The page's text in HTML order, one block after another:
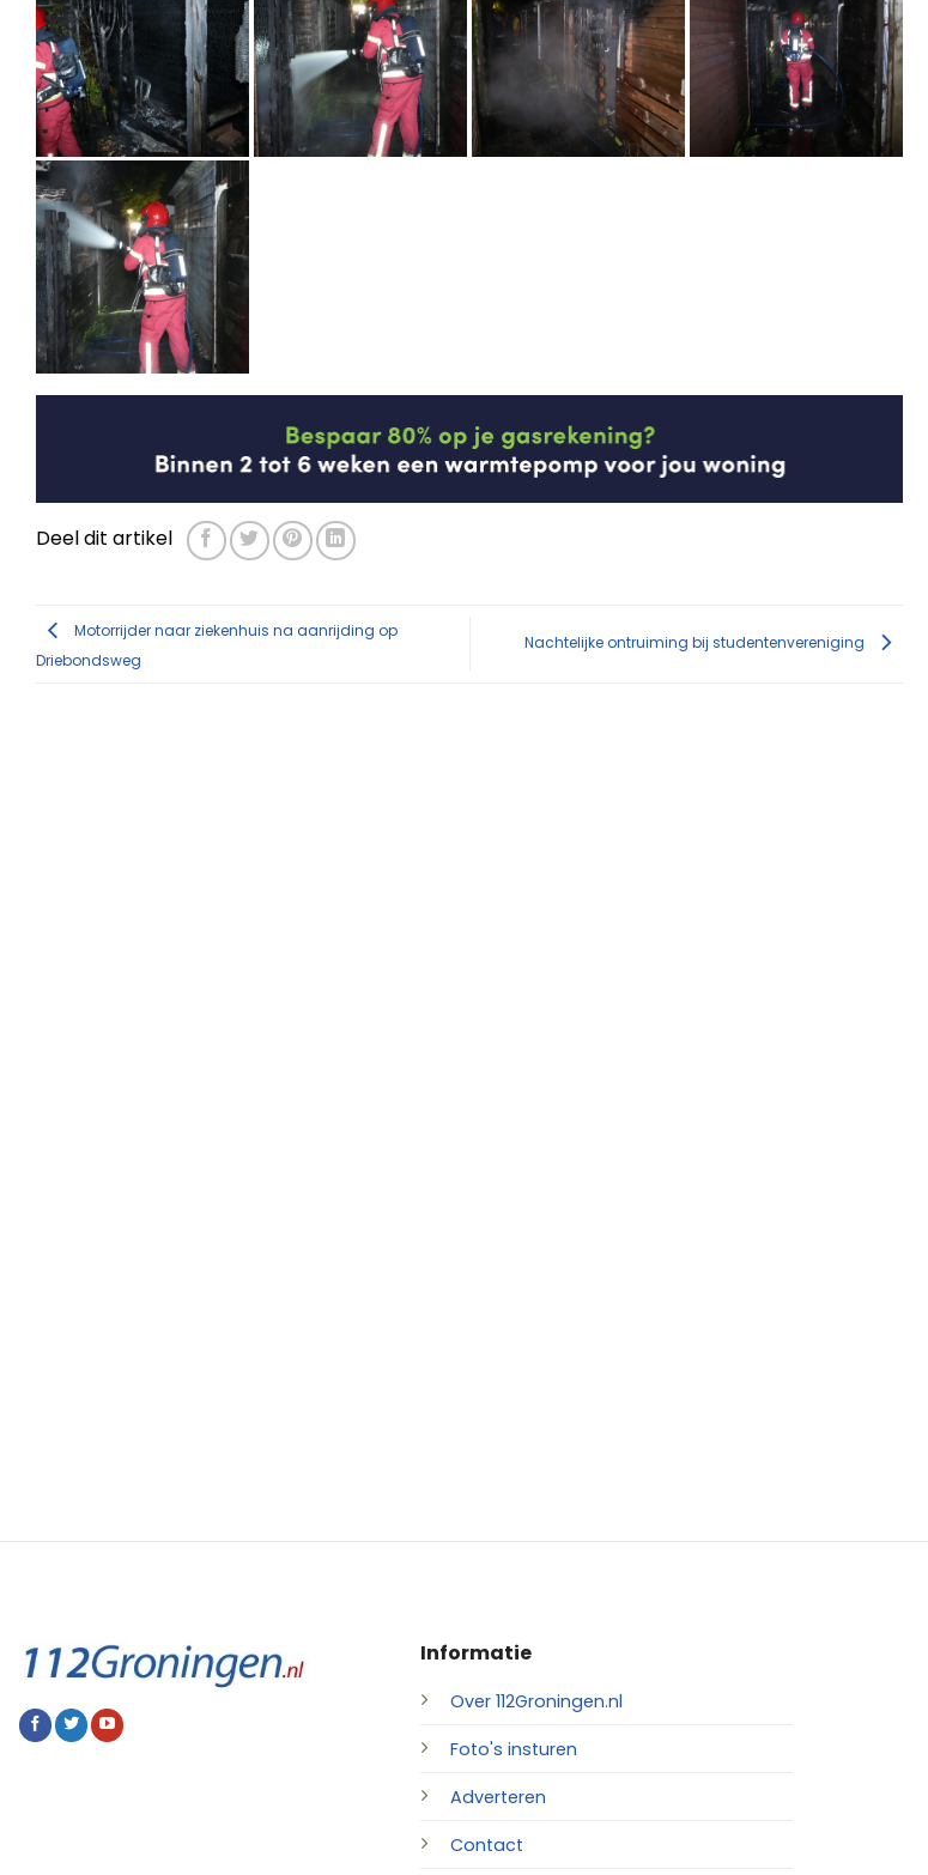
Deel dit artikel
Motorrijder naar ziekenhuis na aanrijding op
Driebondsweg
Nachtelijke ontruiming bij studentenvereniging
Informatie
Over 112Groningen.nl
Foto's insturen
Adverteren
Contact